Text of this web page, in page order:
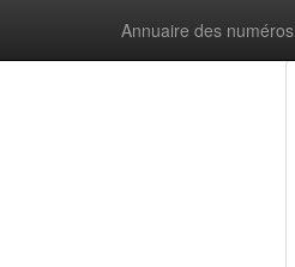
Annuaire des numéros